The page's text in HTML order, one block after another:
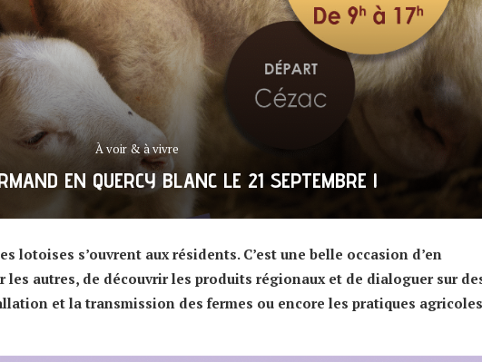
À voir & à vivre
EN QUERCY BLANC LE 21 SEPTEMBRE !
lotoises s’ouvrent aux résidents. C’est une belle occasion d’en
les autres, de découvrir les produits régionaux et de dialoguer sur
et la transmission des fermes ou encore les pratiques agricoles